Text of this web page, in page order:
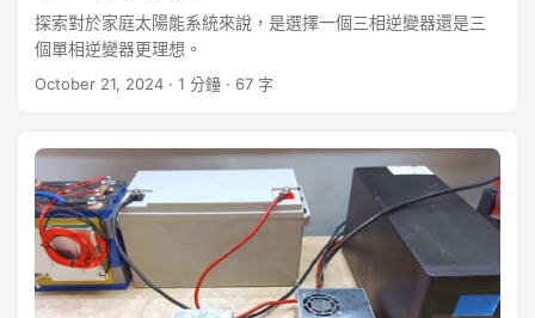
探索對於家庭太陽能系統來說，是選擇一個三相逆變器還是三
個單相逆變器更理想。
October 21, 2024 · 1 分鐘 · 67 字